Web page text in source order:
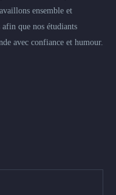
ensemble et
que nos étudiants
avec confiance et humour.